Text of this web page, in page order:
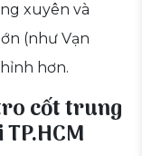
xuyên và
(như Vạn
hơn.
cốt trung